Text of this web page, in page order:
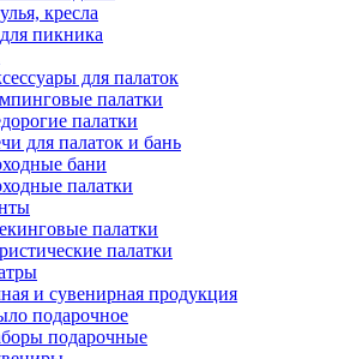
кресла
пикника
для палаток
палатки
палатки
для палаток и бань
бани
палатки
палатки
палатки
и сувенирная продукция
подарочное
подарочные